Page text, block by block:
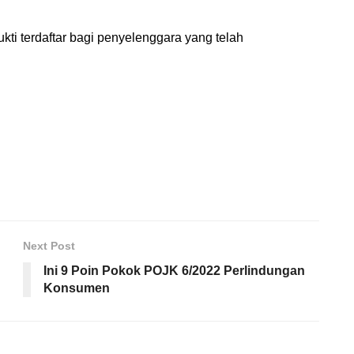
terdaftar bagi penyelenggara yang telah
Next Post
Ini 9 Poin Pokok POJK 6/2022 Perlindungan
Konsumen